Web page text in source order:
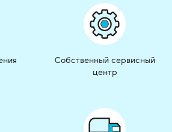
Собственный сервисный
центр